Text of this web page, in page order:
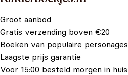
Groot aanbod
Gratis verzending boven €20
Boeken van populaire personages
Laagste prijs garantie
Voor 15:00 besteld morgen in huis